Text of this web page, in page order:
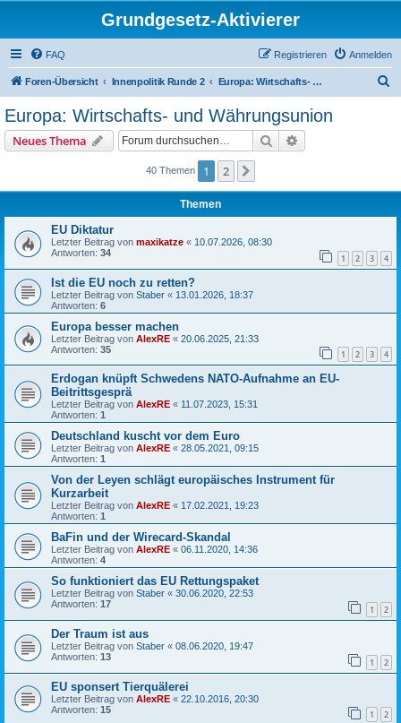
Grundgesetz-Aktivierer
FAQ Anmelden
Registrieren
Foren-Übersicht Innenpolitik Runde 2 Europa: Wirtschafts- und Währungsunion
Europa: Wirtschafts- und Währungsunion
Neues Thema Suche
40 Themen 1 2
Themen
EU Diktatur
Letzter Beitrag von maxikatze « 10.07.2026, 08:30
Antworten: 34 1 2 3 4
Ist die EU noch zu retten?
Letzter Beitrag von Staber « 13.01.2026, 18:37
Antworten: 6
Europa besser machen
Letzter Beitrag von AlexRE « 20.06.2025, 21:33
Antworten: 35 1 2 3 4
Erdogan knüpft Schwedens NATO-Aufnahme an EU-
Beitrittsgesprä
Letzter Beitrag von AlexRE « 11.07.2023, 15:31
Antworten: 1
Deutschland kuscht vor dem Euro
Letzter Beitrag von AlexRE « 28.05.2021, 09:15
Antworten: 1
Von der Leyen schlägt europäisches Instrument für
Kurzarbeit
Letzter Beitrag von AlexRE « 17.02.2021, 19:23
Antworten: 1
BaFin und der Wirecard-Skandal
Letzter Beitrag von AlexRE « 06.11.2020, 14:36
Antworten: 4
So funktioniert das EU Rettungspaket
Letzter Beitrag von Staber « 30.06.2020, 22:53
Antworten: 17 1 2
Der Traum ist aus
Letzter Beitrag von Staber « 08.06.2020, 19:47
Antworten: 13 1 2
EU sponsert Tierquälerei
Letzter Beitrag von AlexRE « 22.10.2016, 20:30
Antworten: 15 1 2